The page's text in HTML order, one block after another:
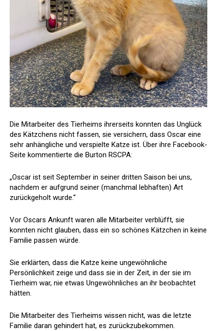
Die Mitarbeiter des Tierheims ihrerseits konnten das Unglück
des Kätzchens nicht fassen, sie versichern, dass Oscar eine
sehr anhängliche und verspielte Katze ist. Über ihre Facebook-
Seite kommentierte die Burton RSCPA:
„Oscar ist seit September in seiner dritten Saison bei uns,
nachdem er aufgrund seiner (manchmal lebhaften) Art
zurückgeholt wurde.“
Vor Oscars Ankunft waren alle Mitarbeiter verblüfft, sie
konnten nicht glauben, dass ein so schönes Kätzchen in keine
Familie passen würde.
Sie erklärten, dass die Katze keine ungewöhnliche
Persönlichkeit zeige und dass sie in der Zeit, in der sie im
Tierheim war, nie etwas Ungewöhnliches an ihr beobachtet
hätten.
Die Mitarbeiter des Tierheims wissen nicht, was die letzte
Familie daran gehindert hat, es zurückzubekommen.